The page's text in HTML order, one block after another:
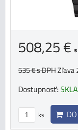
508,25 €
535 €s DPHZľava
Dostupnosť:
ks DO